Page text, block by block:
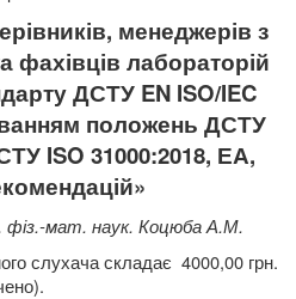
менеджерів з
фахівців лабораторій
ДСТУ EN ISO/IEC
положень ДСТУ
ISO 31000:2018, ЕА,
фіз.-мат. наук. Коцюба А.М.
слухача складає 4000,00 грн.